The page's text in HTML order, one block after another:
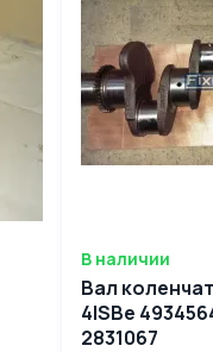
В наличии
Вал
4ISBe
2831067